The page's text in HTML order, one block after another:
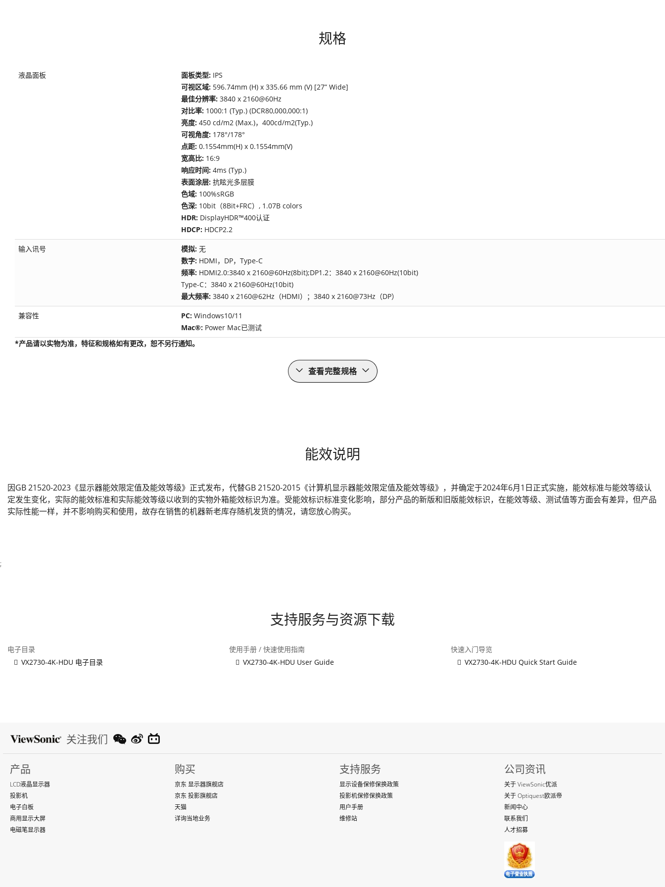
规格
液晶面板 面板类型: IPS
可视区域: 596.74mm (H) x 335.66 mm (V) [27” Wide]
最佳分辨率: 3840 x 2160@60Hz
对比率: 1000:1 (Typ.) (DCR80,000,000:1)
亮度: 450 cd/m2 (Max.)，400cd/m2(Typ.)
可视角度: 178°/178°
点距: 0.1554mm(H) x 0.1554mm(V)
宽高比: 16:9
响应时间: 4ms (Typ.)
表面涂层: 抗眩光多层膜
色域: 100%sRGB
色深: 10bit（8Bit+FRC）, 1.07B colors
HDR: DisplayHDR™400认证
HDCP: HDCP2.2
输入讯号 模拟: 无
数字: HDMI，DP，Type-C
频率: HDMI2.0:3840 x 2160@60Hz(8bit);DP1.2：3840 x 2160@60Hz(10bit)
Type-C：3840 x 2160@60Hz(10bit)
最大频率: 3840 x 2160@62Hz（HDMI）；3840 x 2160@73Hz（DP）
兼容性 PC: Windows10/11
Mac®: Power Mac已测试
*产品请以实物为准，特征和规格如有更改，恕不另行通知。
查看完整规格
能效说明
因GB 21520-2023《显示器能效限定值及能效等级》正式发布，代替GB 21520-2015《计算机显示器能效限定值及能效等级》，并确定于2024年6月1日正式实施，能效标准与能效等级认
定发生变化，实际的能效标准和实际能效等级以收到的实物外箱能效标识为准。受能效标识标准变化影响，部分产品的新版和旧版能效标识，在能效等级、测试值等方面会有差异，但产品
实际性能一样，并不影响购买和使用，故存在销售的机器新老库存随机发货的情况，请您放心购买。
;
支持服务与资源下载
电子目录
VX2730-4K-HDU 电子目录
使用手册 / 快速使用指南
VX2730-4K-HDU User Guide
快速入门导览
VX2730-4K-HDU Quick Start Guide
关注我们
产品
LCD液晶显示器
投影机
电子白板
商用显示大屏
电磁笔显示器
购买
京东 显示器旗舰店
京东 投影旗舰店
天猫
详询当地业务
支持服务
显示设备保修保换政策
投影机保修保换政策
用户手册
维修站
公司资讯
关于 ViewSonic优派
关于 Optiquest欧派帝
新闻中心
联系我们
人才招募